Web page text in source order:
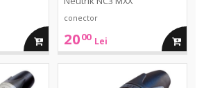
adauga
in
conector
2000 Lei adauga
in